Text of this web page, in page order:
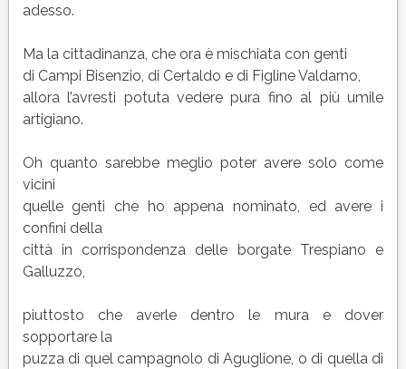
adesso.
Ma la cittadinanza, che ora è mischiata con genti
di Campi Bisenzio, di Certaldo e di Figline Valdarno,
allora l’avresti potuta vedere pura fino al più umile
artigiano.
Oh quanto sarebbe meglio poter avere solo come
vicini
quelle genti che ho appena nominato, ed avere i
confini della
città in corrispondenza delle borgate Trespiano e
Galluzzo,
piuttosto che averle dentro le mura e dover
sopportare la
puzza di quel campagnolo di Aguglione, o di quella di